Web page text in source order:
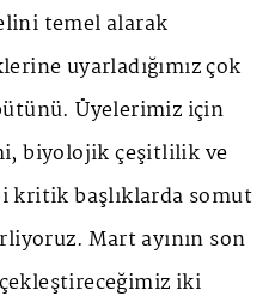
temel alarak
uyarladığımız çok
Üyelerimiz için
biyolojik çeşitlilik ve
kritik başlıklarda somut
Mart ayının son
iki